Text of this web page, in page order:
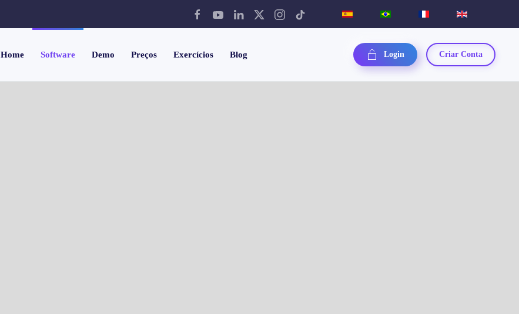
Home Software Demo Preços Exercícios Blog Login Criar Conta